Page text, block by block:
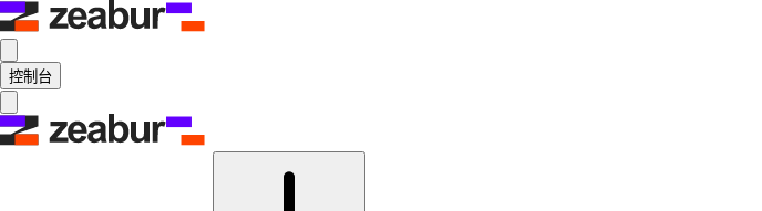
控制台